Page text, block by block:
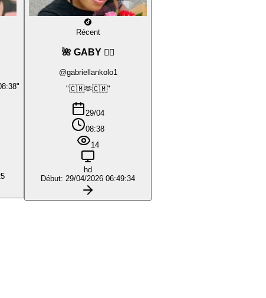
Récent
🌺 GABY ❤️‍🔥
@gabriellankolo1
"🇨🇲🫶🇨🇲"
29/04
08:38
14
hd
Début: 29/04/2026 06:49:34